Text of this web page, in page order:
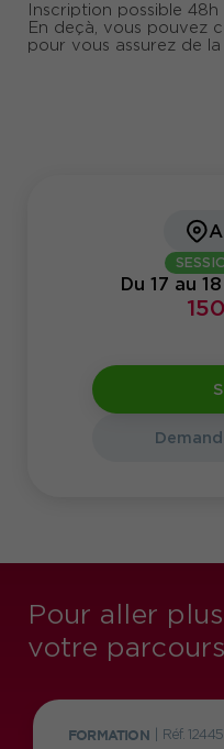
Inscription possible
En deçà, vous pouvez
pour vous assurez de
Du 17 au
Pour aller
votre parcours
FORMATION Réf. 12445